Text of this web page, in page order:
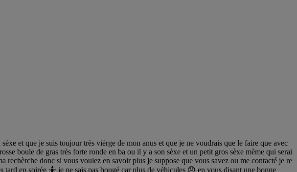
et que je suis toujour très vièrge de mon anus et que je ne voudrais que le faire que avec
boule de gras très forte ronde en ba ou il y a son sèxe et un petit gros sèxe mème qui serai
donc si vous voulez en savoir plus je suppose que vous savez ou me contacté je re
en soirée 🤷 je ne sais pas bougé car plus de véhicules 😞 en vous disant une bonne